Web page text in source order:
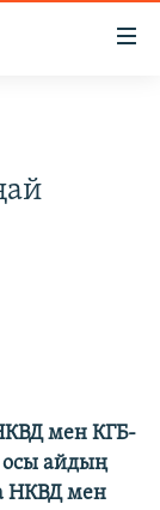
мен КГБ-
осы айдың
НКВД мен